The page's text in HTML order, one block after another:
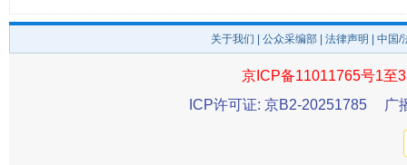
生
关于我们 公众采编部 法律声明 | 中国
京ICP备11011765号1至
ICP许可证: 京B2-20251785
广